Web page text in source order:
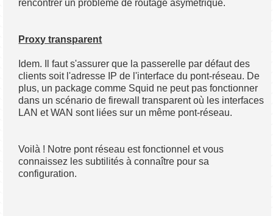
rencontrer un problème de routage asymétrique.
Proxy transparent
Idem. Il faut s'assurer que la passerelle par défaut des
clients soit l'adresse IP de l'interface du pont-réseau. De
plus, un package comme Squid ne peut pas fonctionner
dans un scénario de firewall transparent où les interfaces
LAN et WAN sont liées sur un même pont-réseau.
Voilà ! Notre pont réseau est fonctionnel et vous
connaissez les subtilités à connaître pour sa
configuration.